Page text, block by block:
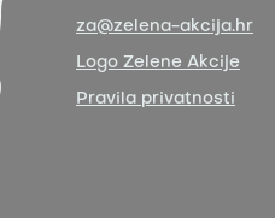
za@zelena-akcija.hr
Logo Zelene Akcije
Pravila privatnosti